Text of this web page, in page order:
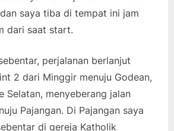
saya tiba di tempat ini jam
dari saat start.
perjalanan berlanjut
2 dari Minggir menuju Godean,
Selatan, menyeberang jalan
Pajangan. Di Pajangan saya
di gereja Katholik